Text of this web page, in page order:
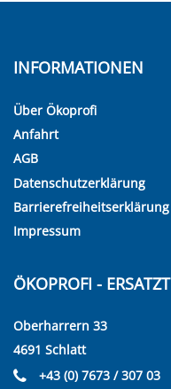
INFORMATIONEN
Über Ökoprofi
Anfahrt
AGB
Datenschutzerklärung
Barrierefreiheitserklärung
Impressum
ÖKOPROFI -
Oberharrern 33
4691 Schlatt
+43 (0) 7673 / 307 03